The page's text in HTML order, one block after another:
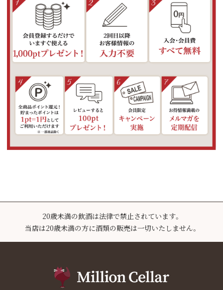
20歳未満の飲酒は法律で禁止されています。
当店は20歳未満の方に酒類の販売は一切いたしません。